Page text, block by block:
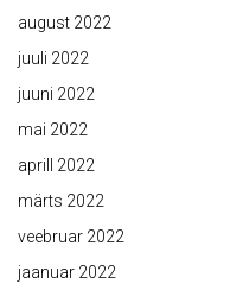
august 2022
juuli 2022
juuni 2022
mai 2022
aprill 2022
märts 2022
veebruar 2022
jaanuar 2022